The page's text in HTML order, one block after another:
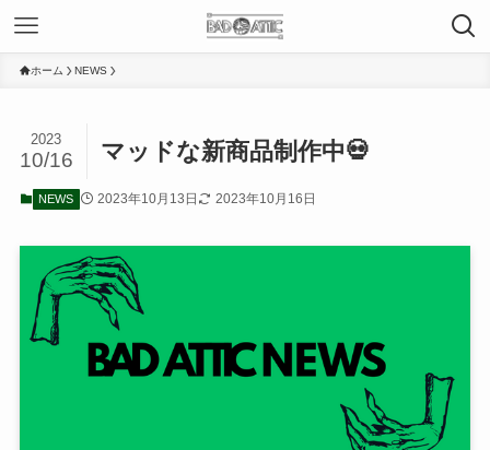
ホーム NEWS
マッドな新商品制作中💀
2023
10/16
NEWS 2023年10月13日 2023年10月16日